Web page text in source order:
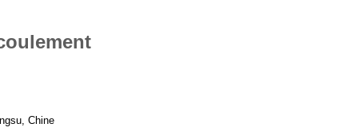
Chine